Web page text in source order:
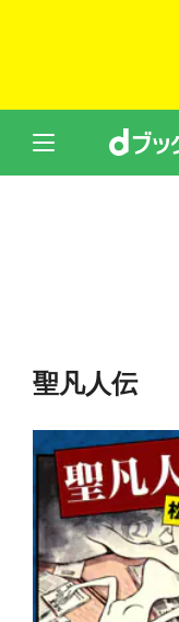
聖凡人伝